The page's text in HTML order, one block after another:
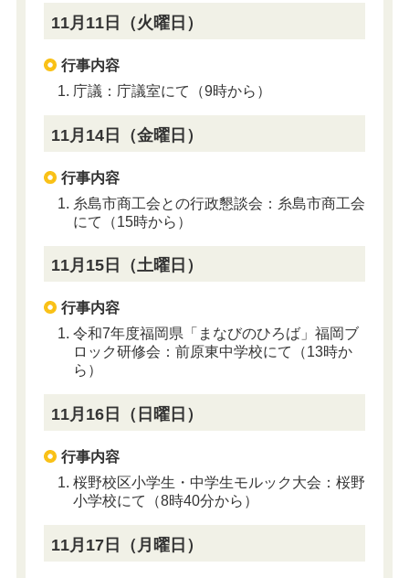
11月11日（火曜日）
行事内容
庁議：庁議室にて（9時から）
11月14日（金曜日）
行事内容
糸島市商工会との行政懇談会： 糸島市商工会
にて（15時から）
11月15日（土曜日）
行事内容
令和7年度福岡県「まなびのひろば」福岡ブ
ロック研修会：前原東中学校にて（13時か
ら）
11月16日（日曜日）
行事内容
桜野校区小学生・中学生モルック大会：桜野
小学校にて（8時40分から）
11月17日（月曜日）